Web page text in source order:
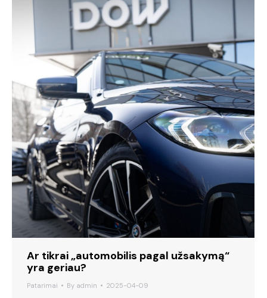
Ar tikrai „automobilis pagal užsakymą“
yra geriau?
Patarimai By admin 2025-04-09